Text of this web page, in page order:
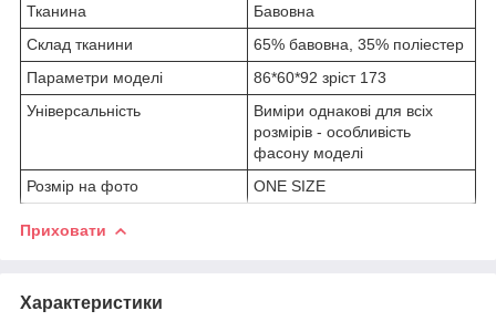
Тканина
Бавовна
Склад тканини
65% бавовна, 35% поліестер
Параметри моделі
86*60*92 зріст 173
Універсальність
Виміри однакові для всіх
розмірів - особливість
фасону моделі
Розмір на фото
ONE SIZE
Приховати
Характеристики